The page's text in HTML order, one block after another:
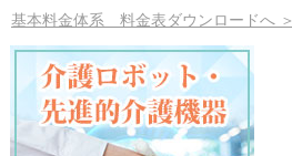
基本料金体系 料金表ダウンロードへ ＞